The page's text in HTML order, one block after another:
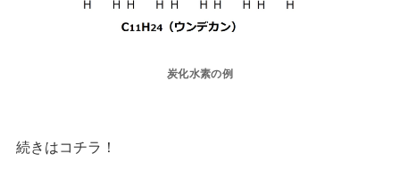
炭化水素の例
続きはコチラ！